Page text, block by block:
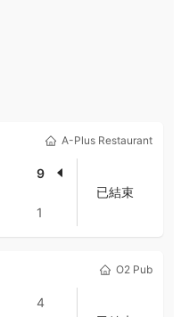
A-Plus Restaurant
9
1
已結束
O2 Pub
4